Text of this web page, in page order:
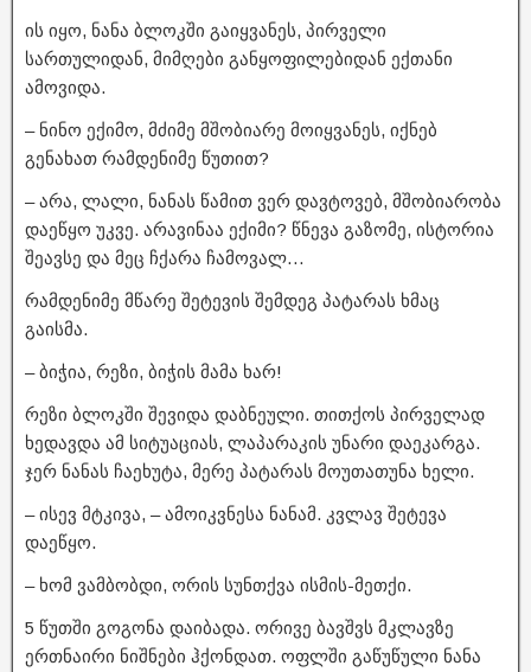
ის იყო, ნანა ბლოკში გაიყვანეს, პირველი
სართულიდან, მიმღები განყოფილებიდან ექთანი
ამოვიდა.
– ნინო ექიმო, მძიმე მშობიარე მოიყვანეს, იქნებ
გენახათ რამდენიმე წუთით?
– არა, ლალი, ნანას წამით ვერ დავტოვებ, მშობიარობა
დაეწყო უკვე. არავინაა ექიმი? წნევა გაზომე, ისტორია
შეავსე და მეც ჩქარა ჩამოვალ…
რამდენიმე მწარე შეტევის შემდეგ პატარას ხმაც
გაისმა.
– ბიჭია, რეზი, ბიჭის მამა ხარ!
რეზი ბლოკში შევიდა დაბნეული. თითქოს პირველად
ხედავდა ამ სიტუაციას, ლაპარაკის უნარი დაეკარგა.
ჯერ ნანას ჩაეხუტა, მერე პატარას მოუთათუნა ხელი.
– ისევ მტკივა, – ამოიკვნესა ნანამ. კვლავ შეტევა
დაეწყო.
– ხომ ვამბობდი, ორის სუნთქვა ისმის-მეთქი.
5 წუთში გოგონა დაიბადა. ორივე ბავშვს მკლავზე
ერთნაირი ნიშნები ჰქონდათ. ოფლში გაწუწული ნანა